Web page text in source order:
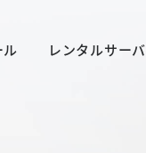
ル レンタルサー